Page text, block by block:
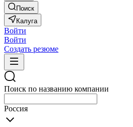
Поиск
Калуга
Войти
Войти
Создать резюме
Поиск по названию компании
Россия